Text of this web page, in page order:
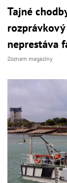
Tajné
neprestáva
Zoznam magazíny